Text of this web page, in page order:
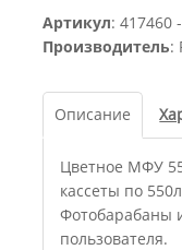
Артикул: 417460
Производитель:
Описание
Цветное МФУ
кассеты по
Фотобарабаны
пользователя.